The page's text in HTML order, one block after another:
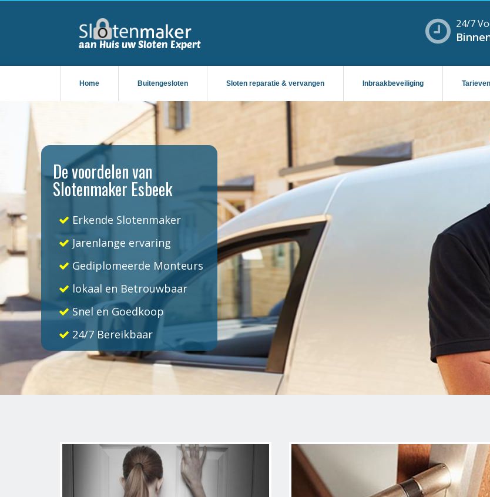
24/7
Home Buitengesloten Sloten reparatie & vervangen Inbraakbeveiliging Tarieven
De voordelen van
Slotenmaker Esbeek
Erkende Slotenmaker
Jarenlange ervaring
Gediplomeerde Monteurs
lokaal en Betrouwbaar
Snel en Goedkoop
24/7 Bereikbaar